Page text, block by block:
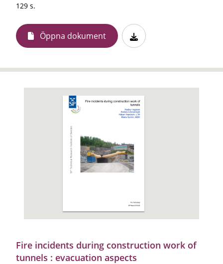
129 s.
Öppna dokument
Fire incidents during construction work of
tunnels : evacuation aspects